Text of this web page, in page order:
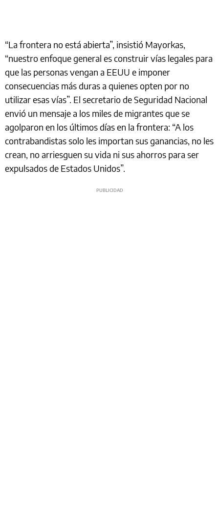
“La frontera no está abierta”, insistió Mayorkas,
“nuestro enfoque general es construir vías legales para
que las personas vengan a EEUU e imponer
consecuencias más duras a quienes opten por no
utilizar esas vías”. El secretario de Seguridad Nacional
envió un mensaje a los miles de migrantes que se
agolparon en los últimos días en la frontera: “A los
contrabandistas solo les importan sus ganancias, no les
crean, no arriesguen su vida ni sus ahorros para ser
expulsados de Estados Unidos”.